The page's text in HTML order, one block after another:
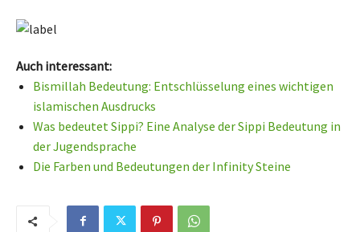
Auch interessant:
Bismillah Bedeutung: Entschlüsselung eines wichtigen
islamischen Ausdrucks
Was bedeutet Sippi? Eine Analyse der Sippi Bedeutung in
der Jugendsprache
Die Farben und Bedeutungen der Infinity Steine